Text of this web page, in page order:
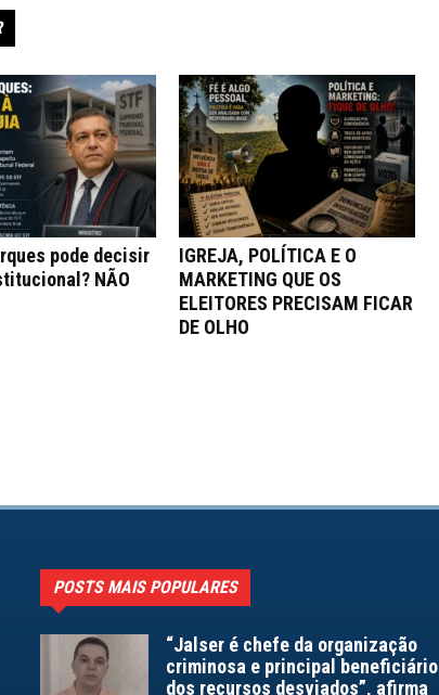
pode decisir
NÃO
IGREJA, POLÍTICA E O
MARKETING QUE OS
ELEITORES PRECISAM FICAR
DE OLHO
POSTS MAIS POPULARES
“Jalser é chefe da organização
criminosa e principal beneficiário
dos recursos desviados”, afirma